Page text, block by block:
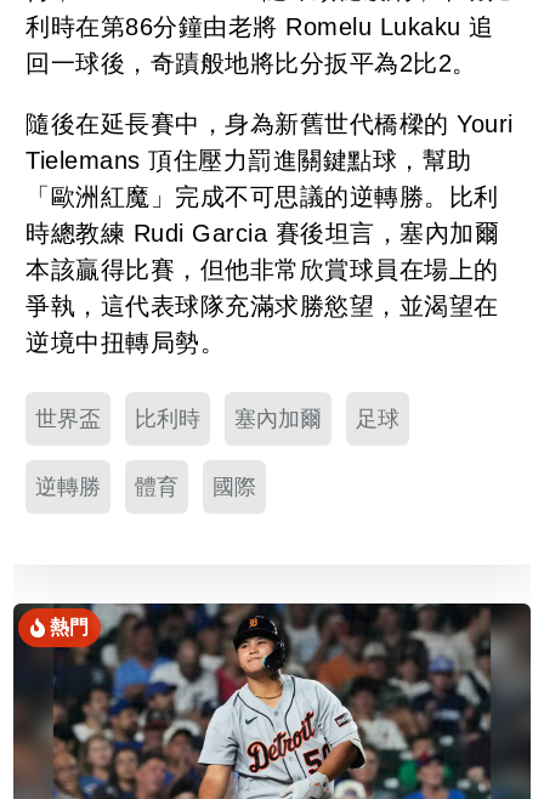
利時在第86分鐘由老將 Romelu Lukaku 追
回一球後，奇蹟般地將比分扳平為2比2。
隨後在延長賽中，身為新舊世代橋樑的 Youri
Tielemans 頂住壓力罰進關鍵點球，幫助
「歐洲紅魔」完成不可思議的逆轉勝。比利
時總教練 Rudi Garcia 賽後坦言，塞內加爾
本該贏得比賽，但他非常欣賞球員在場上的
爭執，這代表球隊充滿求勝慾望，並渴望在
逆境中扭轉局勢。
世界盃 比利時 塞內加爾 足球
逆轉勝 體育 國際
熱門